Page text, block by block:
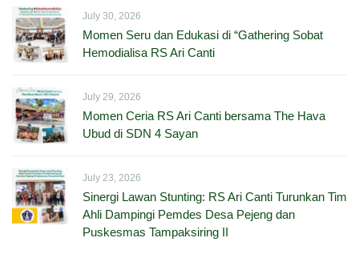
July 30, 2026
Momen Seru dan Edukasi di “Gathering Sobat
Hemodialisa RS Ari Canti
July 29, 2026
Momen Ceria RS Ari Canti bersama The Hava
Ubud di SDN 4 Sayan
July 23, 2026
Sinergi Lawan Stunting: RS Ari Canti Turunkan Tim
Ahli Dampingi Pemdes Desa Pejeng dan
Puskesmas Tampaksiring II